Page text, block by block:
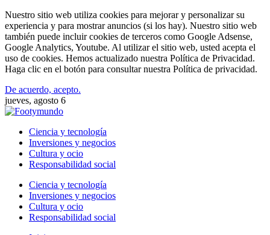
Nuestro sitio web utiliza cookies para mejorar y personalizar su
experiencia y para mostrar anuncios (si los hay). Nuestro sitio web
también puede incluir cookies de terceros como Google Adsense,
Google Analytics, Youtube. Al utilizar el sitio web, usted acepta el
uso de cookies. Hemos actualizado nuestra Política de Privacidad.
Haga clic en el botón para consultar nuestra Política de privacidad.
De acuerdo, acepto.
jueves, agosto 6
Ciencia y tecnología
Inversiones y negocios
Cultura y ocio
Responsabilidad social
Ciencia y tecnología
Inversiones y negocios
Cultura y ocio
Responsabilidad social